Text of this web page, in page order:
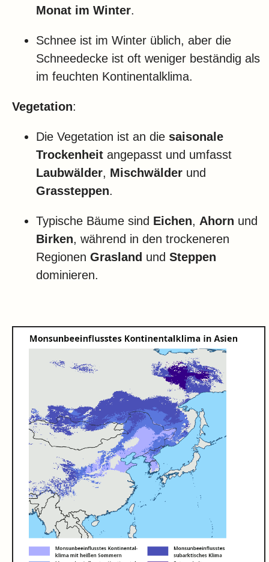
Monat im Winter.
Schnee ist im Winter üblich, aber die
Schneedecke ist oft weniger beständig als
im feuchten Kontinentalklima.
Vegetation:
Die Vegetation ist an die saisonale
Trockenheit angepasst und umfasst
Laubwälder, Mischwälder und
Grassteppen.
Typische Bäume sind Eichen, Ahorn und
Birken, während in den trockeneren
Regionen Grasland und Steppen
dominieren.